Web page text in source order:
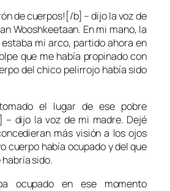
de cuerpos![/b] – dijo la voz de
Wooshkeetaan. En mi mano, la
mi arco, partido ahora en
que me había propinado con
del chico pelirrojo había sido
el lugar de ese pobre
dijo la voz de mi madre. Dejé
más visión a los ojos
cuerpo había ocupado y del que
sido.
ocupado en ese momento